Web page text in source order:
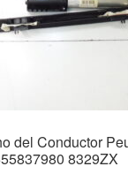
del Conductor
8329ZX